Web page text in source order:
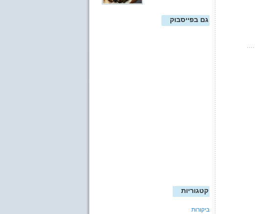
גם בפייסבוק
קטגוריות
ביקורות